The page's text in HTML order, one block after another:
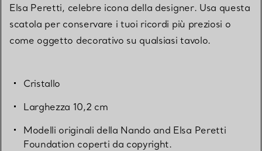
Elsa Peretti, celebre icona della designer. Usa questa
scatola per conservare i tuoi ricordi più preziosi o
come oggetto decorativo su qualsiasi tavolo.
Cristallo
Larghezza 10,2 cm
Modelli originali della Nando and Elsa Peretti
Foundation coperti da copyright.